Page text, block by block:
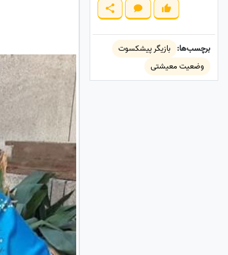
برچسب‌ها: بازیگر پیشکسوت
وضعیت معیشتی